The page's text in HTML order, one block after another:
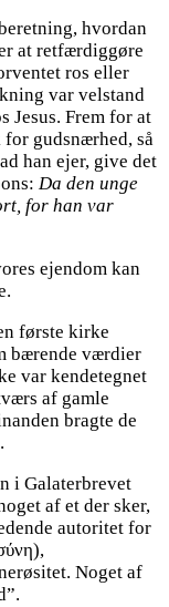
hvordan
at retfærdiggøre
ros eller
var velstand
Jesus. Frem for at
gudsnærhed, så
han ejer, give det
Da den unge
for han var
ejendom kan
første kirke
bærende værdier
var kendetegnet
af gamle
bragte de
i Galaterbrevet
af et der sker,
autoritet for
Noget af